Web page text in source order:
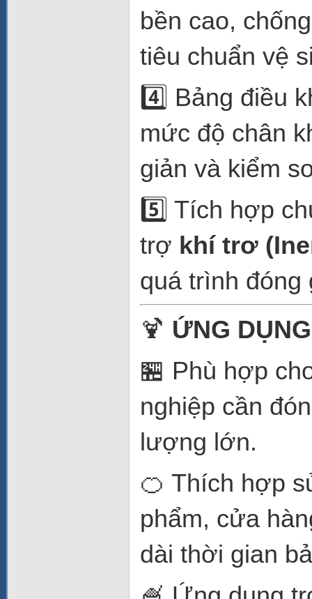
bền cao,
tiêu chuẩn vệ
4️⃣ Bảng điều
mức độ chân
giản và kiểm
5️⃣ Tích hợp
trợ khí trơ
quá trình đóng
🍹 ỨNG
🏪 Phù hợp
nghiệp cần
lượng lớn.
🍊 Thích hợp
phẩm, cửa
dài thời gian